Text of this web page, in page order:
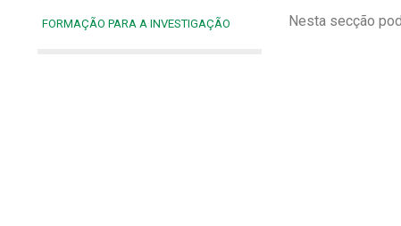
FORMAÇÃO PARA A INVESTIGAÇÃO
Nesta secção